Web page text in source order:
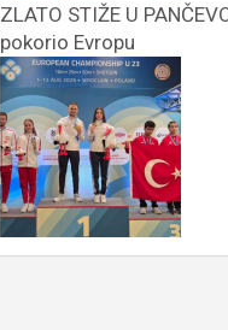
ZLATO STIŽE U
pokorio Evropu